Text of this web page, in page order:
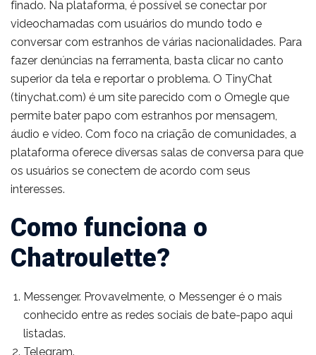
finado. Na plataforma, é possível se conectar por
videochamadas com usuários do mundo todo e
conversar com estranhos de várias nacionalidades. Para
fazer denúncias na ferramenta, basta clicar no canto
superior da tela e reportar o problema. O TinyChat
(tinychat.com) é um site parecido com o Omegle que
permite bater papo com estranhos por mensagem,
áudio e vídeo. Com foco na criação de comunidades, a
plataforma oferece diversas salas de conversa para que
os usuários se conectem de acordo com seus
interesses.
Como funciona o
Chatroulette?
Messenger. Provavelmente, o Messenger é o mais
conhecido entre as redes sociais de bate-papo aqui
listadas.
Telegram.